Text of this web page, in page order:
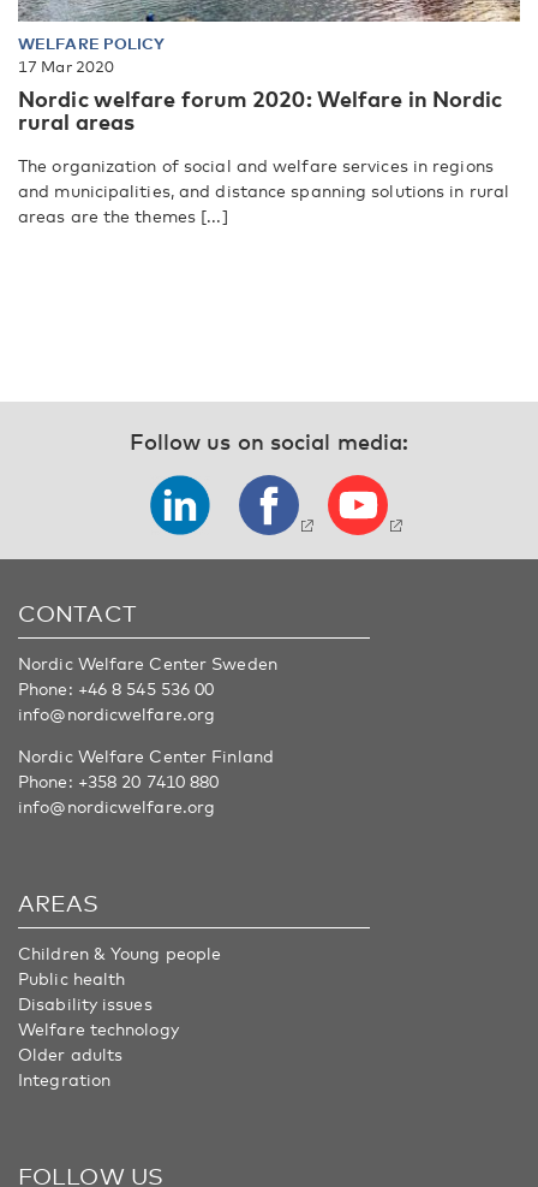
WELFARE POLICY
17 Mar 2020
Nordic welfare forum 2020: Welfare in Nordic
rural areas
The organization of social and welfare services in regions
and municipalities, and distance spanning solutions in rural
areas are the themes [...]
Follow us on social media:
CONTACT
Nordic Welfare Center Sweden
Phone: +46 8 545 536 00
info@nordicwelfare.org
Nordic Welfare Center Finland
Phone: +358 20 7410 880
info@nordicwelfare.org
AREAS
Children & Young people
Public health
Disability issues
Welfare technology
Older adults
Integration
FOLLOW US